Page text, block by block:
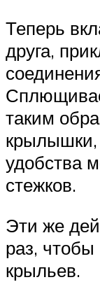
Теперь
друга,
таким
крылышки,
удобства
стежков.
Эти же
раз, чтобы
крыльев.